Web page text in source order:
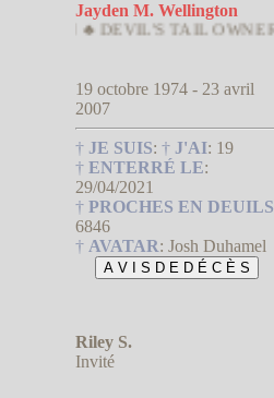
Jayden M. Wellington
♣ DEVIL'S TAIL OWNER
19 octobre 1974 - 23 avril
2007
† JE SUIS: † J'AI: 19
† ENTERRÉ LE:
29/04/2021
† PROCHES EN DEUILS
6846
† AVATAR: Josh Duhamel
Riley S.
Invité